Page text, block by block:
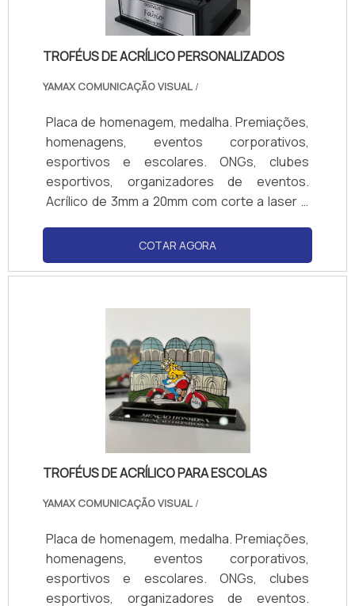
TROFÉUS DE ACRÍLICO PERSONALIZADOS
YAMAX COMUNICAÇÃO VISUAL /
Placa de homenagem, medalha. Premiações,
homenagens, eventos corporativos,
esportivos e escolares. ONGs, clubes
esportivos, organizadores de eventos.
Acrílico de 3mm a 20mm com corte a laser e
cores. Design moderno, leve, elegante e
resistente Modelos exclusivos, cortes
personalizados e acabamento impecável.
COTAR AGORA
TROFÉUS DE ACRÍLICO PARA ESCOLAS
YAMAX COMUNICAÇÃO VISUAL /
Placa de homenagem, medalha. Premiações,
homenagens, eventos corporativos,
esportivos e escolares. ONGs, clubes
esportivos, organizadores de eventos.